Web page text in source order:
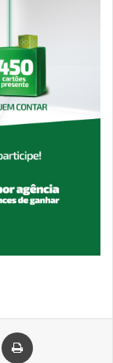
Compartilhar via e-mail